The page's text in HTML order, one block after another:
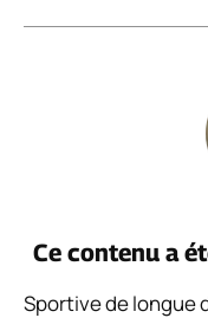
Ce contenu a
Sportive de longue